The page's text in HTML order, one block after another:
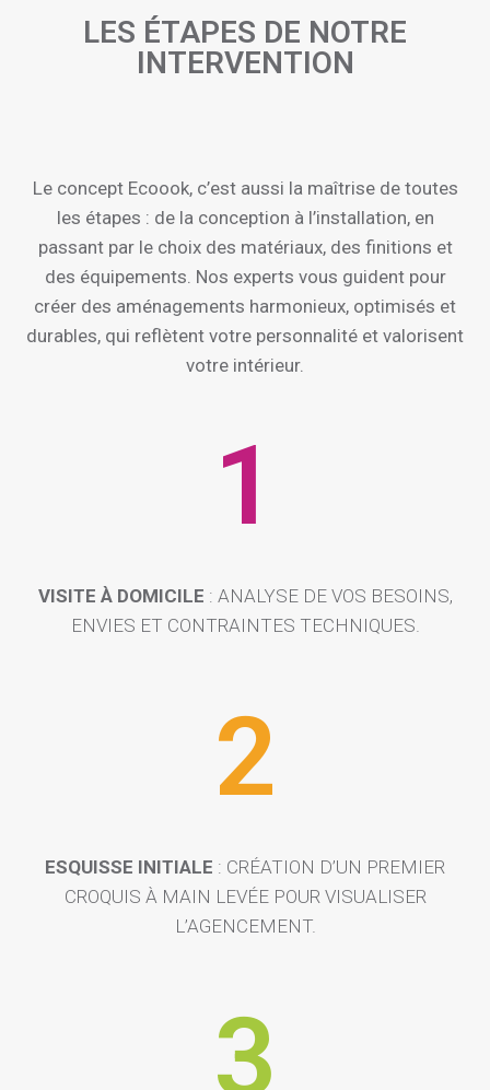
LES ÉTAPES DE NOTRE
INTERVENTION
Le concept Ecoook, c’est aussi la maîtrise de toutes
les étapes : de la conception à l’installation, en
passant par le choix des matériaux, des finitions et
des équipements. Nos experts vous guident pour
créer des aménagements harmonieux, optimisés et
durables, qui reflètent votre personnalité et valorisent
votre intérieur.
1
VISITE À DOMICILE : ANALYSE DE VOS BESOINS,
ENVIES ET CONTRAINTES TECHNIQUES.
2
ESQUISSE INITIALE : CRÉATION D’UN PREMIER
CROQUIS À MAIN LEVÉE POUR VISUALISER
L’AGENCEMENT.
3